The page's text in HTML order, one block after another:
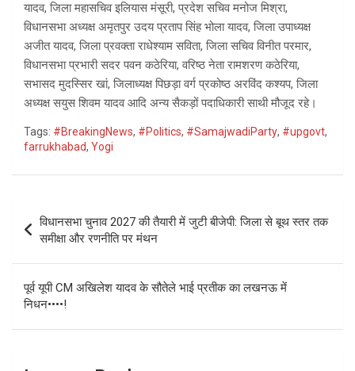
यादव, जिला महासचिव इलियास मंसूरी, प्रदेश सचिव मनोज मिश्रा,
विधानसभा अध्यक्ष अमृतपुर उदय प्रताप सिंह भोला यादव, जिला उपाध्यक्ष
अजीत यादव, जिला प्रवक्ता राधेश्याम सविता, जिला सचिव विनीत परमार,
विधानसभा प्रभारी सदर पवन कठेरिया, वरिष्ठ नेता रामशरण कठेरिया,
सभासद मुदस्सिर खां, जिलाध्यक्ष पिछड़ा वर्ग प्रकोष्ठ अरविंद कश्यप, जिला
अध्यक्ष सयुस शिवम यादव आदि अन्य सैकड़ों पदाधिकारी साथी मौजूद रहे।
Tags: #BreakingNews, #Politics, #SamajwadiParty, #upgovt,
farrukhabad, Yogi
Post
navigation
विधानसभा चुनाव 2027 की तैयारी में जुटी बीजेपी: जिला से बूथ स्तर तक
समीक्षा और रणनीति पर मंथन
पूर्व यूपी CM अखिलेश यादव के सौतेले भाई प्रतीक का लखनऊ में
निधन••••!